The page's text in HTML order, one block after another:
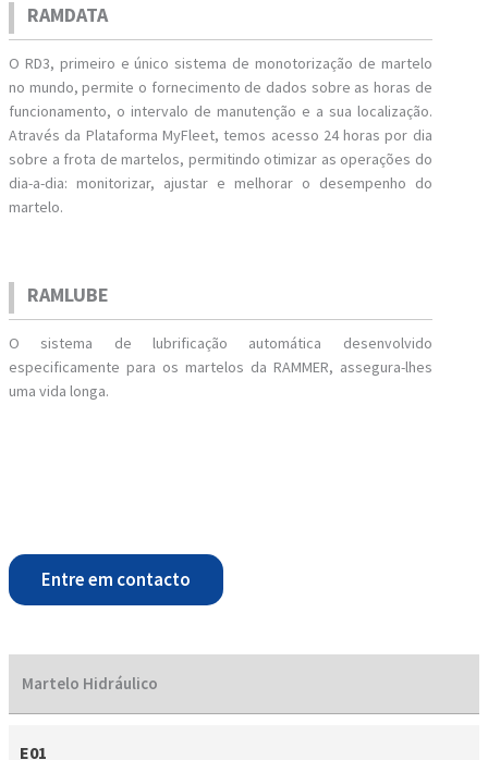
RAMDATA
O RD3, primeiro e único sistema de monotorização de martelo
no mundo, permite o fornecimento de dados sobre as horas de
funcionamento, o intervalo de manutenção e a sua localização.
Através da Plataforma MyFleet, temos acesso 24 horas por dia
sobre a frota de martelos, permitindo otimizar as operações do
dia-a-dia: monitorizar, ajustar e melhorar o desempenho do
martelo.
RAMLUBE
O sistema de lubrificação automática desenvolvido
especificamente para os martelos da RAMMER, assegura-lhes
uma vida longa.
Entre em contacto
Martelo Hidráulico
E01